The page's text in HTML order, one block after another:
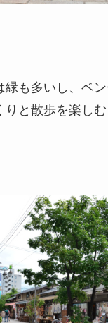
緑も多いし、ベ
りと散歩を楽しむ